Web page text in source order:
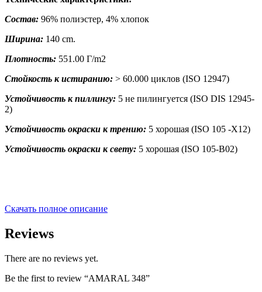
Состав: 96% полиэстер, 4% хлопок
Ширина: 140 cm.
Плотность: 551.00 Г/m2
Стойкость к истиранию: > 60.000 циклов (ISO 12947)
Устойчивость к пиллингу: 5 не пилингуется (ISO DIS 12945-
2)
Устойчивость окраски к трению: 5 хорошая (ISO 105 -X12)
Устойчивость окраски к свету: 5 хорошая (ISO 105-B02)
Скачать полное описание
Reviews
There are no reviews yet.
Be the first to review “AMARAL 348”